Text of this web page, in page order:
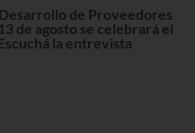
de Proveedores
de agosto se celebrará el
la entrevista